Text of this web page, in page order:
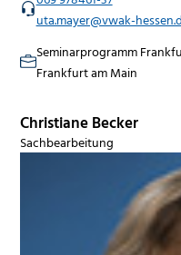
uta.mayer@vwak-
Seminarprogramm
Frankfurt am Main
Christiane Becker
Sachbearbeitung